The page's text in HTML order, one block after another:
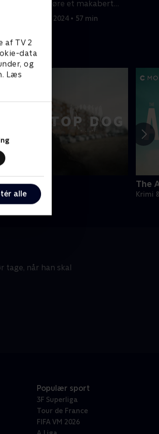
af TV 2
data
og
Læs
alle
gennemføre et makabert
mesterværk.
17. januar 2024 • 57 min
1 sæsoner
The
Krimi
tage, når han skal
Populær sport
3F Superliga
Tour de France
FIFA VM 2026